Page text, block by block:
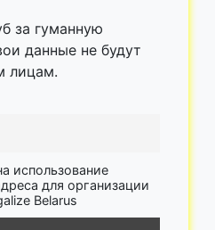
за гуманную
данные не будут
лицам.
использование
для организации
Belarus